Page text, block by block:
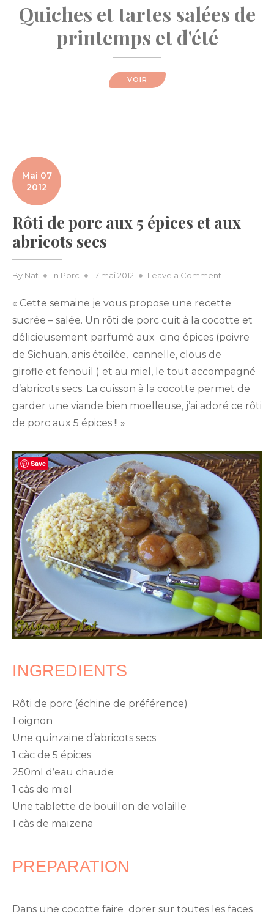
Quiches et tartes salées de
printemps et d'été
VOIR
Mai 07
2012
Rôti de porc aux 5 épices et aux
abricots secs
By Nat In Porc
Posted
7 mai 2012 Leave a Comment
de
porc
aux
et
aux
abricots
« Cette semaine je vous propose une recette
sucrée – salée. Un rôti de porc cuit à la cocotte et
délicieusement parfumé aux cinq épices (poivre
de Sichuan, anis étoilée, cannelle, clous de
girofle et fenouil ) et au miel, le tout accompagné
d’abricots secs. La cuisson à la cocotte permet de
garder une viande bien moelleuse, j’ai adoré ce rôti
de porc aux 5 épices !! »
INGREDIENTS
Rôti de porc (échine de préférence)
1 oignon
Une quinzaine d’abricots secs
1 càc de 5 épices
250ml d’eau chaude
1 càs de miel
Une tablette de bouillon de volaille
1 càs de maïzena
PREPARATION
Dans une cocotte faire dorer sur toutes les faces
Save